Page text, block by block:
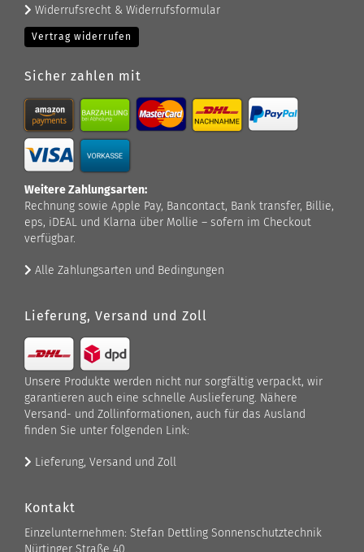
Widerrufsrecht & Widerrufsformular
Vertrag widerrufen
Sicher zahlen mit
Weitere Zahlungsarten:
Rechnung sowie Apple Pay, Bancontact, Bank transfer, Billie,
eps, iDEAL und Klarna über Mollie – sofern im Checkout
verfügbar.
Alle Zahlungsarten und Bedingungen
Lieferung, Versand und Zoll
Unsere Produkte werden nicht nur sorgfältig verpackt, wir
garantieren auch eine schnelle Auslieferung. Nähere
Versand- und Zollinformationen, auch für das Ausland
finden Sie unter folgenden Link:
Lieferung, Versand und Zoll
Kontakt
Einzelunternehmen: Stefan Dettling Sonnenschutztechnik
Nürtinger Straße 40